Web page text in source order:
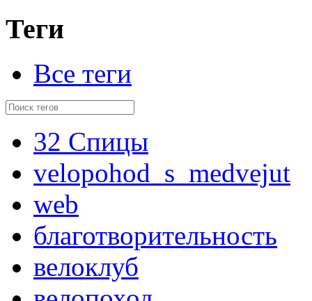
Теги
Все теги
32 Спицы
velopohod_s_medvejut
web
благотворительность
велоклуб